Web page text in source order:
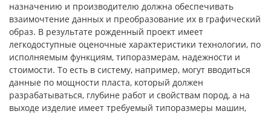
назначению и производителю должна обеспечивать
взаимочтение данных и преобразование их в графический
образ. В результате рожденный проект имеет
легкодоступные оценочные характеристики технологии, по
исполняемым функциям, типоразмерам, надежности и
стоимости. То есть в систему, например, могут вводиться
данные по мощности пласта, который должен
разрабатываться, глубине работ и свойствам пород, а на
выходе изделие имеет требуемый типоразмеры машин,